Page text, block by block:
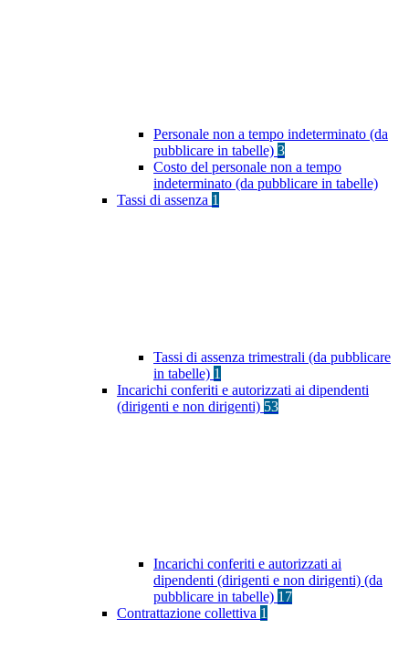
Personale non a tempo indeterminato (da
pubblicare in tabelle) 3
Costo del personale non a tempo
indeterminato (da pubblicare in tabelle)
Tassi di assenza 1
Tassi di assenza trimestrali (da pubblicare
in tabelle) 1
Incarichi conferiti e autorizzati ai dipendenti
(dirigenti e non dirigenti) 53
Incarichi conferiti e autorizzati ai
dipendenti (dirigenti e non dirigenti) (da
pubblicare in tabelle) 17
Contrattazione collettiva 1